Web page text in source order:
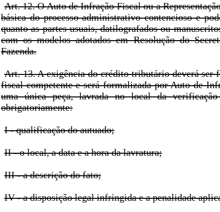
Art. 12. O Auto de Infração Fiscal ou a
básica do processo administrativo contencioso e
quanto as partes usuais, datilografados ou
com os modelos adotados em Resolução do
Fazenda.
Art. 13. A exigência do crédito tributário deverá ser
fiscal competente e será formalizada por Auto de
uma única peça, lavrada no local da
obrigatoriamente:
I - qualificação do autuado;
II - o local, a data e a hora da lavratura;
III - a descrição do fato;
IV - a disposição legal infringida e a penalidade